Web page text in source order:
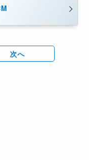
次へ